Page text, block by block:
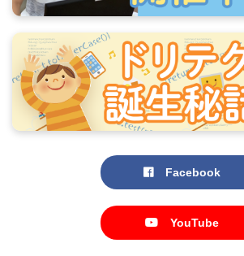
Facebook
YouTube